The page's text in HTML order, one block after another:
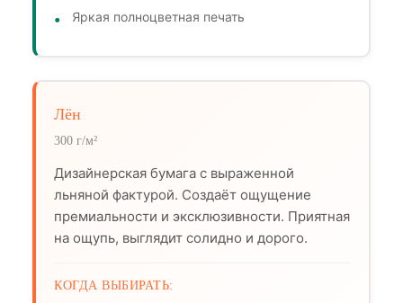
Яркая полноцветная печать
Лён
300 г/м²
Дизайнерская бумага с выраженной
льняной фактурой. Создаёт ощущение
премиальности и эксклюзивности. Приятная
на ощупь, выглядит солидно и дорого.
КОГДА ВЫБИРАТЬ: